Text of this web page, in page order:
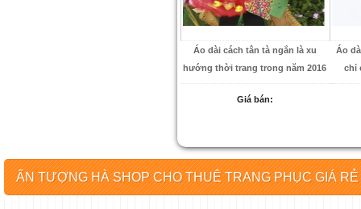
Áo dài cách tân tà ngắn là xu
hướng thời trang trong năm 2016
Giá bán:
Áo
chỉ
ẤN TƯỢNG HÀ SHOP CHO THUÊ TRANG PHỤC GIÁ